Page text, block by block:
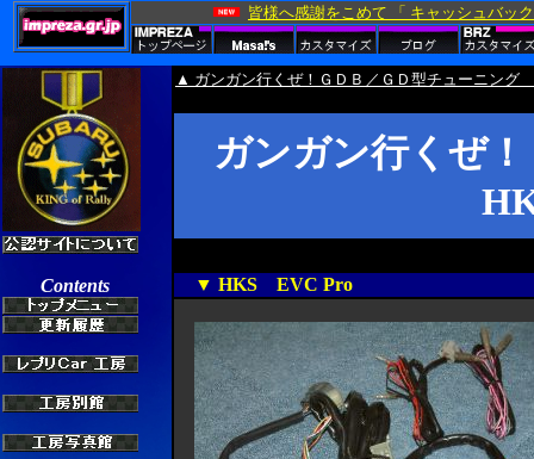
▲ ガンガン行くぜ！ＧＤＢ／ＧＤ型チューニング
ガンガン行くぜ
▼ HKS EVC Pro